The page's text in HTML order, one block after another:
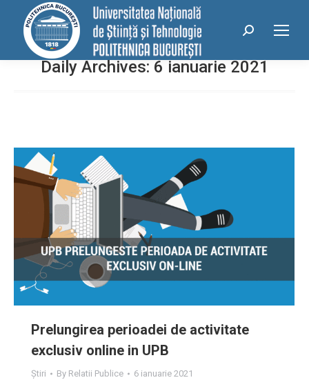
conținut
Search:
Daily Archives: 6 ianuarie 2021
Prelungirea perioadei de activitate
exclusiv online in UPB
Știri By Relatii Publice 6 ianuarie 2021